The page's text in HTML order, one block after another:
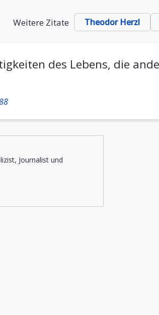
Weitere Zitate Theodor Herzl
des Lebens, die
Journalist und